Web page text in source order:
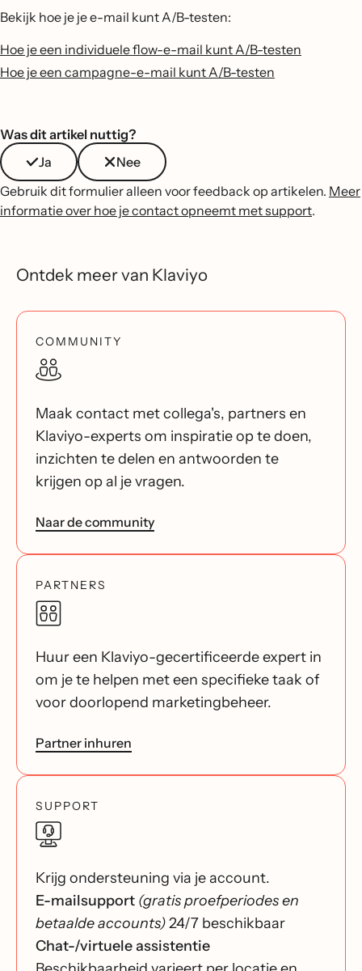
Bekijk hoe je je e-mail kunt A/B-testen:
Hoe je een individuele flow-e-mail kunt A/B-testen
Hoe je een campagne-e-mail kunt A/B-testen
Was dit artikel nuttig?
Ja
Nee
Gebruik dit formulier alleen voor feedback op artikelen. Meer
informatie over hoe je contact opneemt met support.
Ontdek meer van Klaviyo
COMMUNITY
Maak contact met collega's, partners en
Klaviyo-experts om inspiratie op te doen,
inzichten te delen en antwoorden te
krijgen op al je vragen.
Naar de community
PARTNERS
Huur een Klaviyo-gecertificeerde expert in
om je te helpen met een specifieke taak of
voor doorlopend marketingbeheer.
Partner inhuren
SUPPORT
Krijg ondersteuning via je account.
E-mailsupport (gratis proefperiodes en
betaalde accounts)24/7 beschikbaar
Chat-/virtuele assistentie